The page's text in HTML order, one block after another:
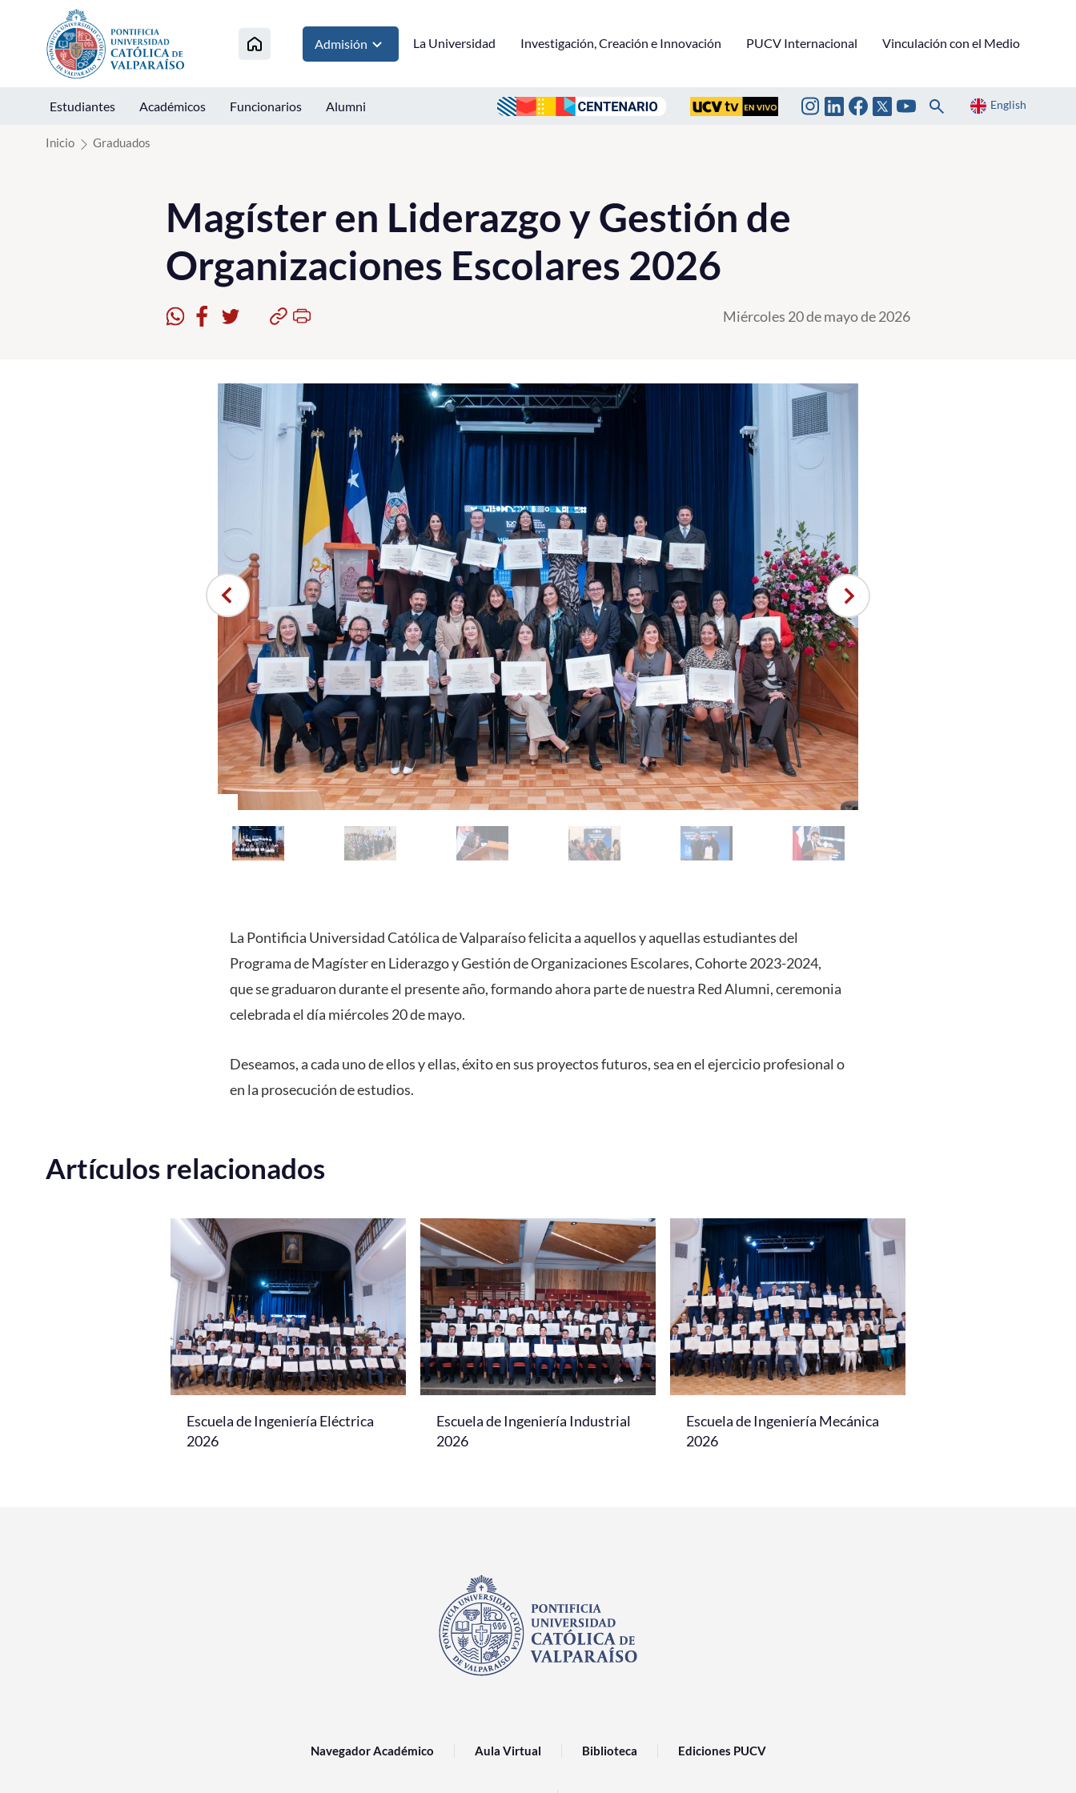
Click acá para ir directamente al contenido
Admisión La Universidad Investigación, Creación e Innovación PUCV Internacional Vinculación con el Medio
Estudiantes Académicos Funcionarios Alumni English
Inicio Graduados
Magíster en Liderazgo y Gestión de
Organizaciones Escolares 2026
Miércoles 20 de mayo de 2026
La Pontificia Universidad Católica de Valparaíso felicita a aquellos y aquellas estudiantes del
Programa de Magíster en Liderazgo y Gestión de Organizaciones Escolares, Cohorte 2023-2024,
que se graduaron durante el presente año, formando ahora parte de nuestra Red Alumni, ceremonia
celebrada el día miércoles 20 de mayo.
Deseamos, a cada uno de ellos y ellas, éxito en sus proyectos futuros, sea en el ejercicio profesional o
en la prosecución de estudios.
Artículos relacionados
Escuela de Ingeniería Eléctrica
2026
Escuela de Ingeniería Industrial
2026
Escuela de Ingeniería Mecánica
2026
Navegador Académico Aula Virtual Biblioteca Ediciones PUCV